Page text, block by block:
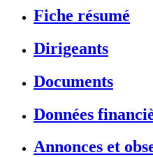
Fiche résumé
Dirigeants
Documents
Données
Annonces et